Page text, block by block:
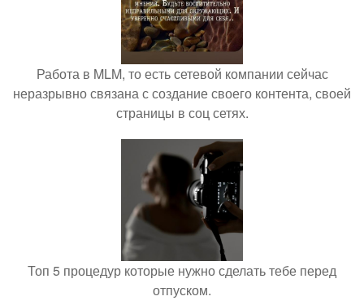
Работа в MLM, то есть сетевой компании сейчас
неразрывно связана с создание своего контента, своей
страницы в соц сетях.
Топ 5 процедур которые нужно сделать тебе перед
отпуском.